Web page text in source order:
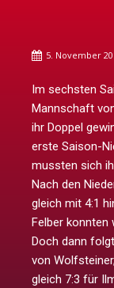
5. November
Im sechsten
Mannschaft
ihr Doppel
erste Saison-
mussten sich
Nach den
gleich mit 4:1
Felber konnten
Doch dann
von
gleich 7:3 für